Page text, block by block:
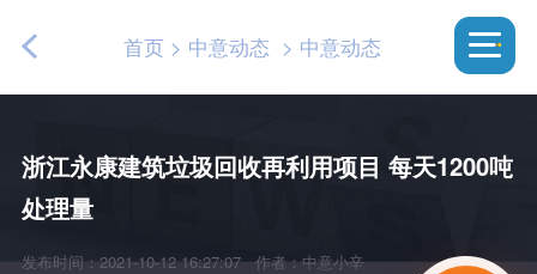
首页> 中意动态 > 中意动态
浙江永康建筑垃圾回收再利用项目 每天1200吨
处理量
发布时间：2021-10-12 16:27:07 作者：中意小辛